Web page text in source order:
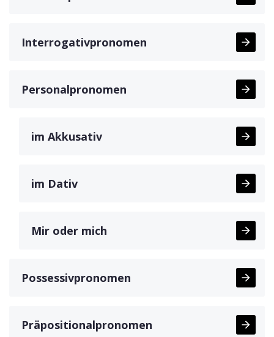
Interrogativpronomen
Personalpronomen
im Akkusativ
im Dativ
Mir oder mich
Possessivpronomen
Präpositionalpronomen